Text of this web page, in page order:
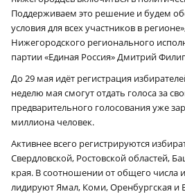
Поддерживаем это решение и будем
условия для всех участников в
Нижегородского регионального
партии «Единая Россия» Дмитрий
До 29 мая идёт регистрация
неделю мая смогут отдать голоса за
предварительного голосования уже
миллиона человек.
Активнее всего регистрируются
Свердловской, Ростовской областей,
края. В соотношении от общего числа
лидируют Ямал, Коми, Оренбургская и